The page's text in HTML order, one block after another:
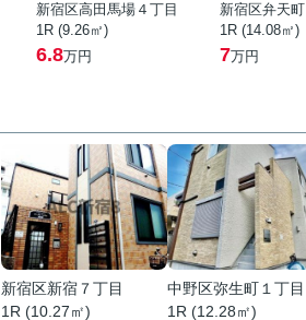
新宿区高田馬場４丁目
1R (9.26㎡)
6.8万円
新宿区弁天町
1R (14.08㎡)
7万円
新宿区新宿７丁目
1R (10.27㎡)
中野区弥生町１丁目
1R (12.28㎡)